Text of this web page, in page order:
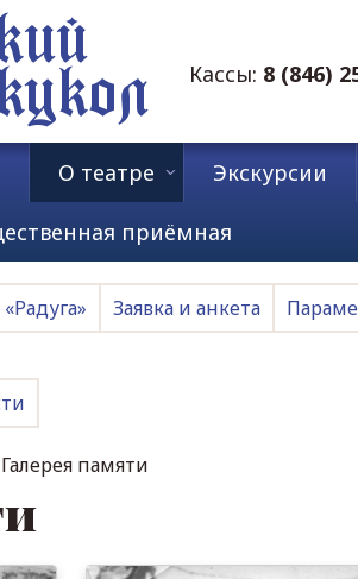
Кассы: 8 (846)
О театре Экскурсии
приёмная
Заявка и анкета
Галерея памяти